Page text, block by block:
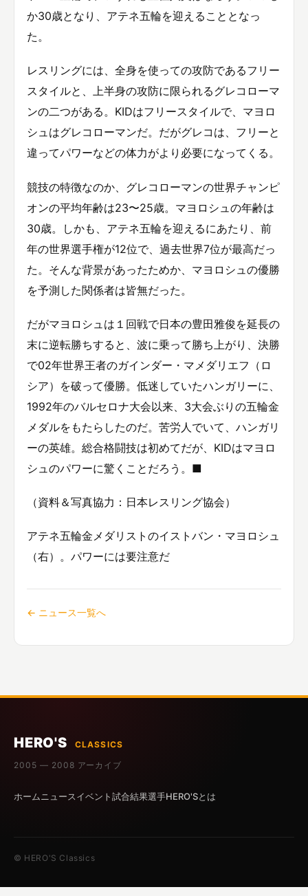
か30歳となり、アテネ五輪を迎えることとなっ
た。
レスリングには、全身を使っての攻防であるフリー
スタイルと、上半身の攻防に限られるグレコローマ
ンの二つがある。KIDはフリースタイルで、マヨロ
シュはグレコローマンだ。だがグレコは、フリーと
違ってパワーなどの体力がより必要になってくる。
競技の特徴なのか、グレコローマンの世界チャンピ
オンの平均年齢は23〜25歳。マヨロシュの年齢は
30歳。しかも、アテネ五輪を迎えるにあたり、前
年の世界選手権が12位で、過去世界7位が最高だっ
た。そんな背景があったためか、マヨロシュの優勝
を予測した関係者は皆無だった。
だがマヨロシュは１回戦で日本の豊田雅俊を延長の
末に逆転勝ちすると、波に乗って勝ち上がり、決勝
で02年世界王者のガインダー・マメダリエフ（ロ
シア）を破って優勝。低迷していたハンガリーに、
1992年のバルセロナ大会以来、3大会ぶりの五輪金
メダルをもたらしたのだ。苦労人でいて、ハンガリ
ーの英雄。総合格闘技は初めてだが、KIDはマヨロ
シュのパワーに驚くことだろう。■
（資料＆写真協力：日本レスリング協会）
アテネ五輪金メダリストのイストバン・マヨロシュ
（右）。パワーには要注意だ
← ニュース一覧へ
HERO'S
CLASSICS
2005 — 2008 アーカイブ
ホームニュースイベント試合結果選手HERO'Sとは
© HERO'S Classics